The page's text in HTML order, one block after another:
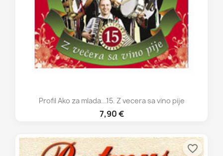
Profil Ako za mlada...15. Z vecera sa vino pije
7,90 €
favorite_border